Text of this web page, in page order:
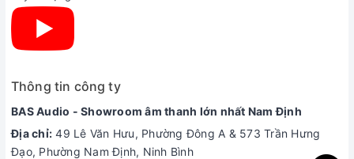
#vangsodanhchogiaidinh
Thông tin công ty
BAS Audio - Showroom âm thanh lớn nhất Nam Định
Địa chỉ: 49 Lê Văn Hưu, Phường Đông A & 573 Trần Hưng
Đạo, Phường Nam Định, Ninh Bình